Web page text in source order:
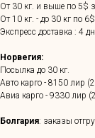
От 30 кг. и выше по 5$
От 10 кг. - до 30 кг по
Экспресс доставка : 4
Норвегия:
Посылка до 30 кг.
Авто карго - 8150 лир
Авиа карго - 9330 лир
Болгария: заказы